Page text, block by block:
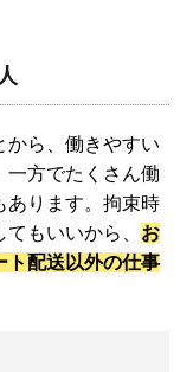
から、働きやすい
一方でたくさん働
あります。拘束時
もいいから、 お
ト配送以外の仕事